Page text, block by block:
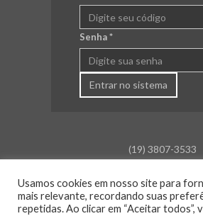
Senha*
Entrar no sistema
(19) 3807-3533
Rua Barão de
Centro - Amparo -
Usamos cookies em nosso site para
mais relevante, recordando suas
repetidas. Ao clicar em “Aceitar todos”,